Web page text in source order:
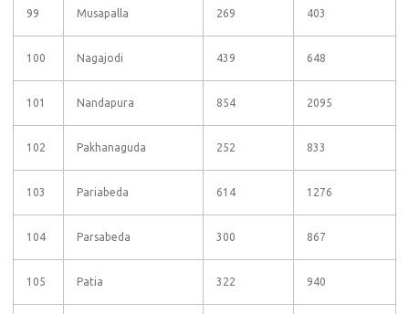
99 Musapalla 269 403
100 Nagajodi 439 648
101 Nandapura 854 2095
102 Pakhanaguda 252 833
103 Pariabeda 614 1276
104 Parsabeda 300 867
105 Patia 322 940